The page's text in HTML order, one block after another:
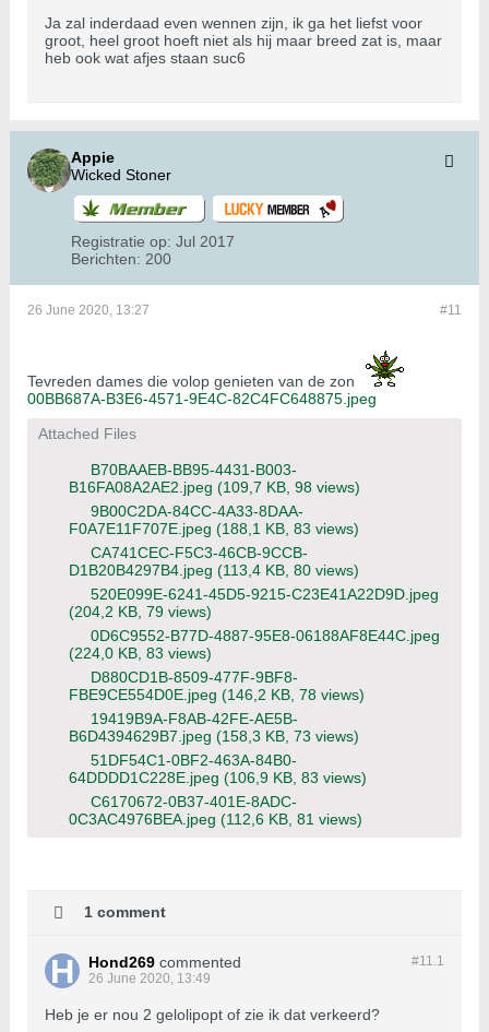
Ja zal inderdaad even wennen zijn, ik ga het liefst voor
groot, heel groot hoeft niet als hij maar breed zat is, maar
heb ook wat afjes staan suc6
Appie
Wicked Stoner
Registratie op: Jul 2017
Berichten: 200
#11
26 June 2020, 13:27
Tevreden dames die volop genieten van de zon
00BB687A-B3E6-4571-9E4C-82C4FC648875.jpeg
Attached Files
B70BAAEB-BB95-4431-B003-
B16FA08A2AE2.jpeg (109,7 KB, 98 views)
9B00C2DA-84CC-4A33-8DAA-
F0A7E11F707E.jpeg (188,1 KB, 83 views)
CA741CEC-F5C3-46CB-9CCB-
D1B20B4297B4.jpeg (113,4 KB, 80 views)
520E099E-6241-45D5-9215-C23E41A22D9D.jpeg
(204,2 KB, 79 views)
0D6C9552-B77D-4887-95E8-06188AF8E44C.jpeg
(224,0 KB, 83 views)
D880CD1B-8509-477F-9BF8-
FBE9CE554D0E.jpeg (146,2 KB, 78 views)
19419B9A-F8AB-42FE-AE5B-
B6D4394629B7.jpeg (158,3 KB, 73 views)
51DF54C1-0BF2-463A-84B0-
64DDDD1C228E.jpeg (106,9 KB, 83 views)
C6170672-0B37-401E-8ADC-
0C3AC4976BEA.jpeg (112,6 KB, 81 views)
1 comment
#11.1
Hond269 commented
26 June 2020, 13:49
Heb je er nou 2 gelolipopt of zie ik dat verkeerd?